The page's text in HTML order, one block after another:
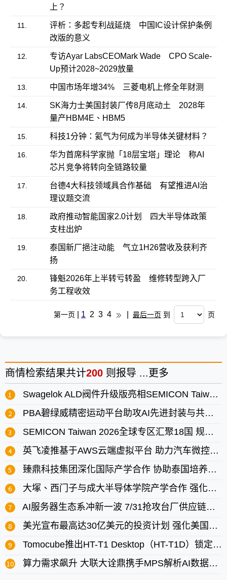
上？
11.
评析：多起专利战延烧 中国IC设计保护条例
改版的意义
12.
专访Ayar LabsCEOMark Wade CPO Scale-
Up预计2028~2029放量
13. 中国市场年增34% 三菱电机上修全年财测
14.
SK海力士美国封装厂传8月底动土 2028年
量产HBM4E、HBM5
15. 科技1分钟：氦气为何成为半导体关键材料？
16.
华为首席科学家抛「18层宝塔」理论 称AI
芯片竞争将转向全链路较量
17.
台德4大科技领域具合作基础 有望推进AI治
理议题交流
18.
政府推动智能国家2.0计划 四大半导体政策
支柱出炉
19.
泰国新厂挹注动能 气立1H26营收及获利齐
扬
20.
锋魁2026年上半转亏转盈 维修转型跨入厂
务工程收效
第一页 1 2 3 4 最后一页 到 页
商情检索结果共计200 则报导 ... 更多
Swagelok ALD阀件升级版亮相SEMICON Taiwan 助攻先进制程发展
PBA碧绿威精密运动平台助攻AI先进封装与共封装光学
SEMICON Taiwan 2026全球专区汇聚18国 规模再创历年新高
英飞凌推基于AWS云端虚拟平台 助力汽车微控制器评估加速
臻鼎科技集团深化国际产学合作 协助泰国培养半导体人才
大塚、西门子与成大半导体学院产学合作 强化产业即战力
AI服务器生态系冲新一波 7/31抢攻台厂供应链主导权
美光宣布最高达30亿美元的投资计划 强化美国半导体生态系
Tomocube推出HT-T1 Desktop（HT-T1D）锁定先进封装用玻璃基板3D缺陷分析
算力需求飙升 大联大诠鼎携手MPS解析AI数据中心电源方案的创新与未来